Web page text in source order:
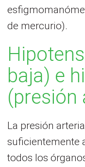
de mercurio).
baja) e
(presión
La presión
suficientemente
todos los